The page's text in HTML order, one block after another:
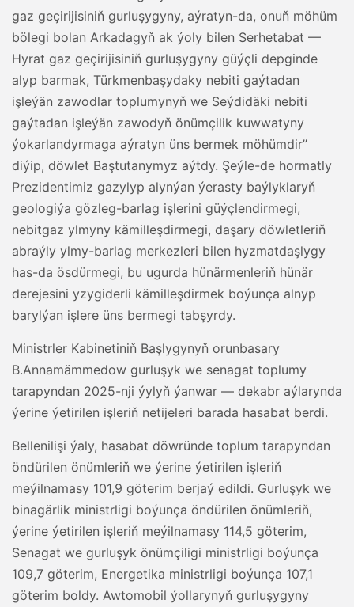
gaz geçirijisiniň gurluşygyny, aýratyn-da, onuň möhüm
bölegi bolan Arkadagyň ak ýoly bilen Serhetabat —
Hyrat gaz geçirijisiniň gurluşygyny güýçli depginde
alyp barmak, Türkmenbaşydaky nebiti gaýtadan
işleýän zawodlar toplumynyň we Seýdidäki nebiti
gaýtadan işleýän zawodyň önümçilik kuwwatyny
ýokarlandyrmaga aýratyn üns bermek möhümdir”
diýip, döwlet Baştutanymyz aýtdy. Şeýle-de hormatly
Prezidentimiz gazylyp alynýan ýerasty baýlyklaryň
geologiýa gözleg-barlag işlerini güýçlendirmegi,
nebitgaz ylmyny kämilleşdirmegi, daşary döwletleriň
abraýly ylmy-barlag merkezleri bilen hyzmatdaşlygy
has-da ösdürmegi, bu ugurda hünärmenleriň hünär
derejesini yzygiderli kämilleşdirmek boýunça alnyp
barylýan işlere üns bermegi tabşyrdy.
Ministrler Kabinetiniň Başlygynyň orunbasary
B.Annamämmedow gurluşyk we senagat toplumy
tarapyndan 2025-nji ýylyň ýanwar — dekabr aýlarynda
ýerine ýetirilen işleriň netijeleri barada hasabat berdi.
Bellenilişi ýaly, hasabat döwründe toplum tarapyndan
öndürilen önümleriň we ýerine ýetirilen işleriň
meýilnamasy 101,9 göterim berjaý edildi. Gurluşyk we
binagärlik ministrligi boýunça öndürilen önümleriň,
ýerine ýetirilen işleriň meýilnamasy 114,5 göterim,
Senagat we gurluşyk önümçiligi ministrligi boýunça
109,7 göterim, Energetika ministrligi boýunça 107,1
göterim boldy. Awtomobil ýollarynyň gurluşygyny